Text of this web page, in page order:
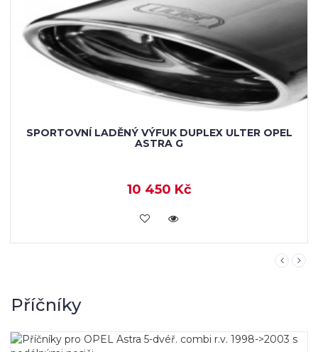
SPORTOVNÍ LADĚNÝ VÝFUK DUPLEX ULTER OPEL
ASTRA G
10 450 Kč
KOUPIT
Příčníky